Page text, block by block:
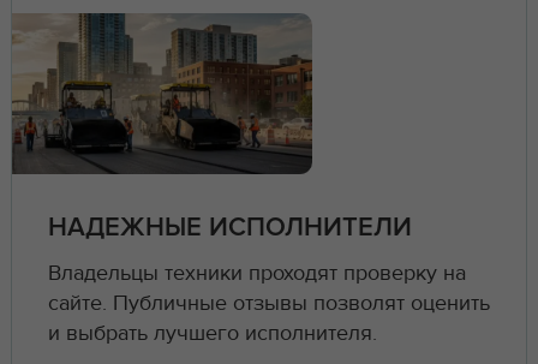
НАДЕЖНЫЕ ИСПОЛНИТЕЛИ
Владельцы техники проходят проверку на
сайте. Публичные отзывы позволят оценить
и выбрать лучшего исполнителя.